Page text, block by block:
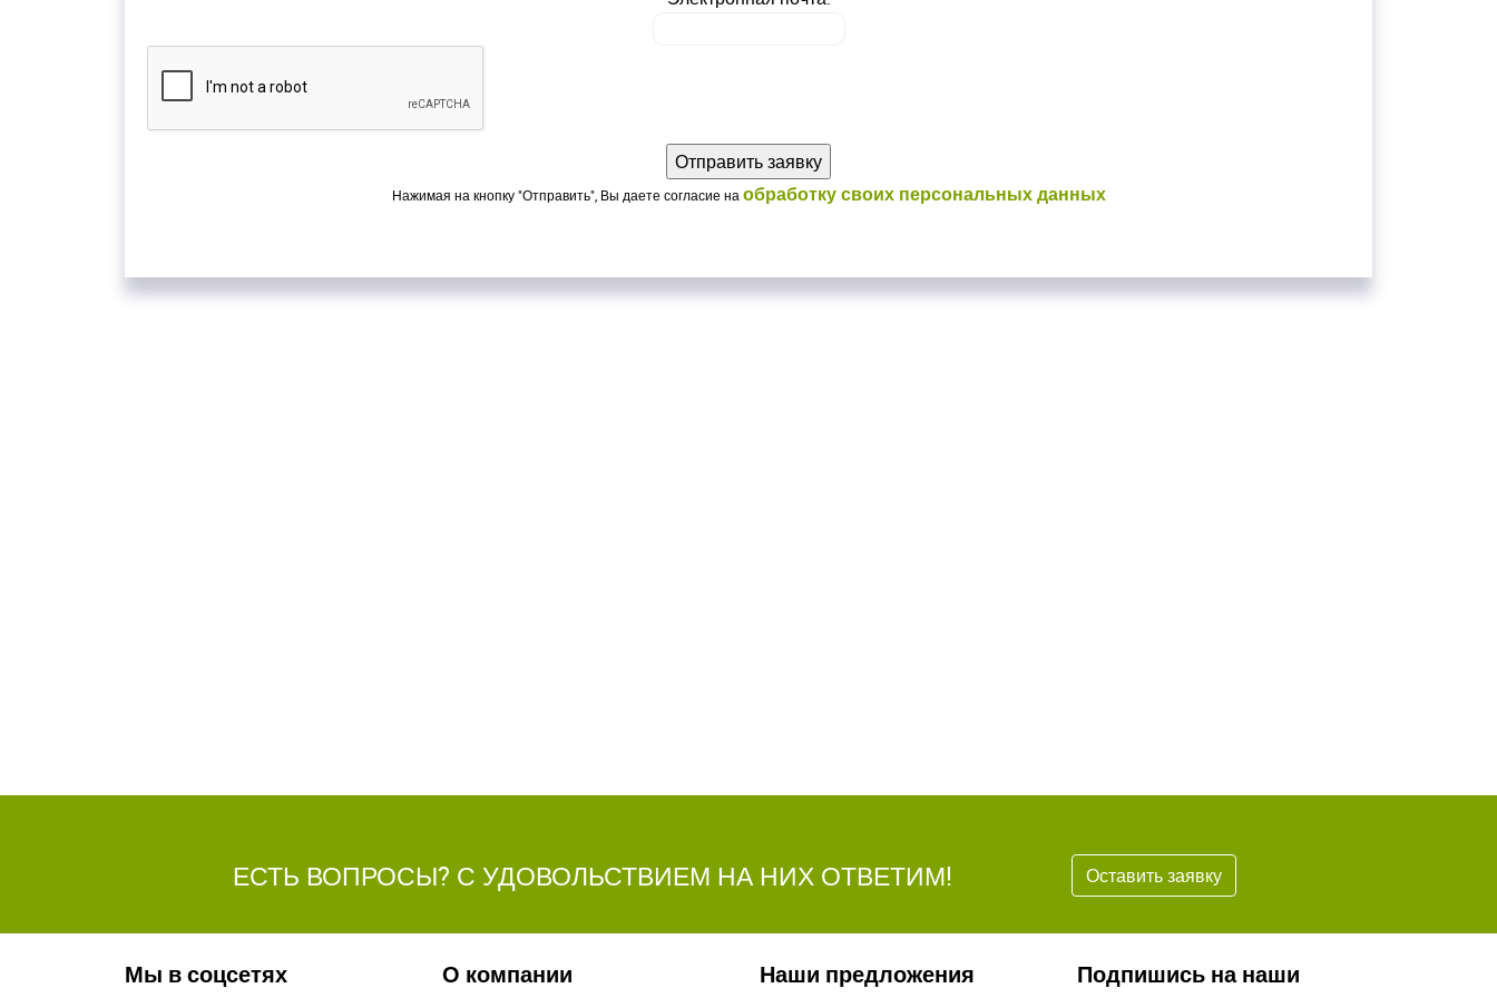
Нажимая на кнопку "Отправить", Вы даете согласие на обработку своих персональных данных
ЕСТЬ ВОПРОСЫ? С УДОВОЛЬСТВИЕМ НА НИХ ОТВЕТИМ! Оставить заявку
Мы в соцсетях О компании Наши предложения
Подпишись на наши